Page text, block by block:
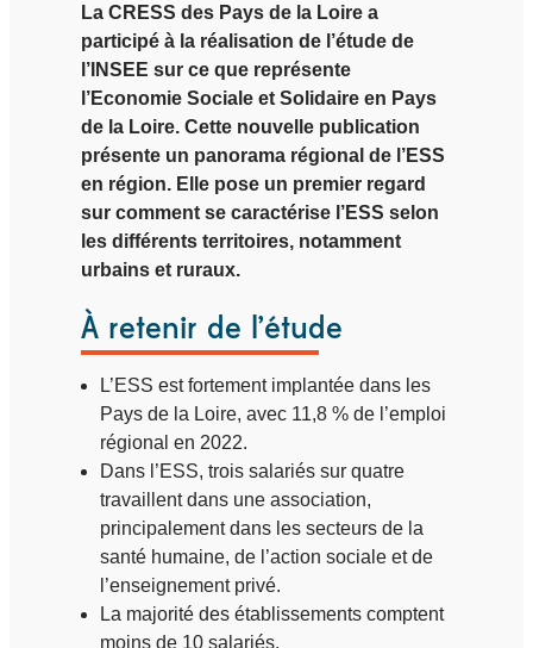
La CRESS des Pays de la Loire a
participé à la réalisation de l’étude de
l’INSEE sur ce que représente
l’Economie Sociale et Solidaire en Pays
de la Loire. Cette nouvelle publication
présente un panorama régional de l’ESS
en région. Elle pose un premier regard
sur comment se caractérise l’ESS selon
les différents territoires, notamment
urbains et ruraux.
À retenir de l’étude
L’ESS est fortement implantée dans les
Pays de la Loire, avec 11,8 % de l’emploi
régional en 2022.
Dans l’ESS, trois salariés sur quatre
travaillent dans une association,
principalement dans les secteurs de la
santé humaine, de l’action sociale et de
l’enseignement privé.
La majorité des établissements comptent
moins de 10 salariés.